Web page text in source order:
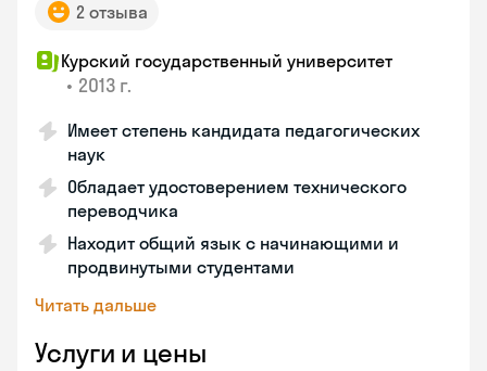
2 отзыва
Курский государственный университет
• 2013 г.
Имеет степень кандидата педагогических
наук
Обладает удостоверением технического
переводчика
Находит общий язык с начинающими и
продвинутыми студентами
Читать дальше
Услуги и цены